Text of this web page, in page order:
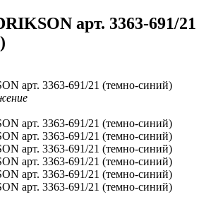
арт. 3363-691/21